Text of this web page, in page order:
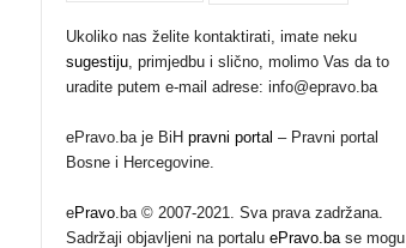
Ukoliko nas želite kontaktirati, imate neku
sugestiju, primjedbu i slično, molimo Vas da to
uradite putem e-mail adrese: info@epravo.ba
ePravo.ba je BiH pravni portal – Pravni portal
Bosne i Hercegovine.
ePravo.ba © 2007-2021. Sva prava zadržana.
Sadržaji objavljeni na portalu ePravo.base mogu